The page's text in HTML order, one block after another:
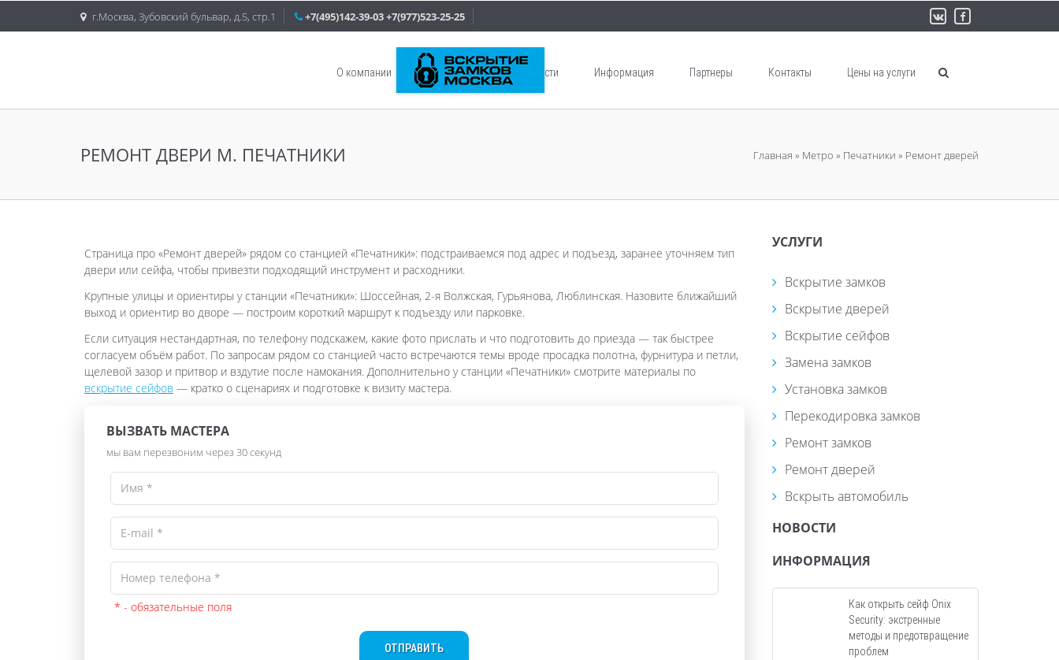
г.Москва, Зубовский бульвар, д.5, стр.1 +7(495)142-39-03+7(977)523-25-25
О компании Услуги Новости Информация Партнеры Контакты Цены на услуги
РЕМОНТ ДВЕРИ М. ПЕЧАТНИКИ Главная » Метро » Печатники » Ремонт дверей
Страница про «Ремонт дверей» рядом со станцией «Печатники»: подстраиваемся под адрес и подъезд, заранее уточняем тип
двери или сейфа, чтобы привезти подходящий инструмент и расходники.
Крупные улицы и ориентиры у станции «Печатники»: Шоссейная, 2-я Волжская, Гурьянова, Люблинская. Назовите ближайший
выход и ориентир во дворе — построим короткий маршрут к подъезду или парковке.
Если ситуация нестандартная, по телефону подскажем, какие фото прислать и что подготовить до приезда — так быстрее
согласуем объём работ. По запросам рядом со станцией часто встречаются темы вроде просадка полотна, фурнитура и петли,
щелевой зазор и притвор и вздутие после намокания. Дополнительно у станции «Печатники» смотрите материалы по
вскрытие сейфов — кратко о сценариях и подготовке к визиту мастера.
ВЫЗВАТЬ МАСТЕРА
мы вам перезвоним через 30 секунд
* - обязательные поля
ОТПРАВИТЬ
УСЛУГИ
Вскрытие замков
Вскрытие дверей
Вскрытие сейфов
Замена замков
Установка замков
Перекодировка замков
Ремонт замков
Ремонт дверей
Вскрыть автомобиль
НОВОСТИ
ИНФОРМАЦИЯ
Как открыть сейф Onix
Security: экстренные
методы и предотвращение
проблем